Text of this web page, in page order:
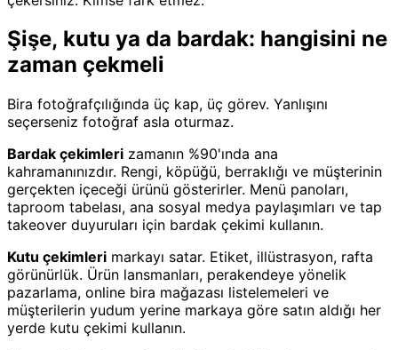
Şişe, kutu ya da bardak: hangisini ne
zaman çekmeli
Bira fotoğrafçılığında üç kap, üç görev. Yanlışını
seçerseniz fotoğraf asla oturmaz.
Bardak çekimleri zamanın %90'ında ana
kahramanınızdır. Rengi, köpüğü, berraklığı ve müşterinin
gerçekten içeceği ürünü gösterirler. Menü panoları,
taproom tabelası, ana sosyal medya paylaşımları ve tap
takeover duyuruları için bardak çekimi kullanın.
Kutu çekimleri markayı satar. Etiket, illüstrasyon, rafta
görünürlük. Ürün lansmanları, perakendeye yönelik
pazarlama, online bira mağazası listelemeleri ve
müşterilerin yudum yerine markaya göre satın aldığı her
yerde kutu çekimi kullanın.